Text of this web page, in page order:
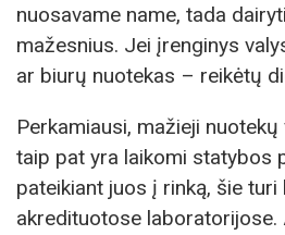
nuosavame name, tada
mažesnius. Jei įrenginys
ar biurų nuotekas – reikėtų
Perkamiausi, mažieji
taip pat yra laikomi statybos
pateikiant juos į rinką, šie
akredituotose laboratorijose.